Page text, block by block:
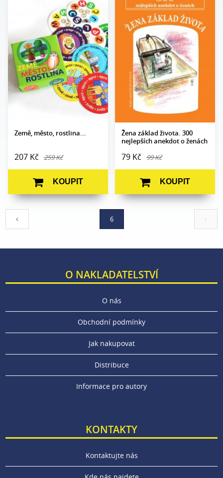
Země, město, rostlina...
207 Kč 259 Kč
Petr Sýkora
Obrazová část:
barevné ilustace
Datum vydání:
6. 4. 2021
KOUPIT
Žena základ života. 300
nejlepších anekdot o ženách
79 Kč 99 Kč
Kabaret
Počet stran: 80
Formát:
105 x 140
Vazba:
V8a (pevná)
Obrazová
Ilustrace Břetislav
Kovařík
Datum
vydání:
16. 6. 2021
KOUPIT
6
O NAKLADATELSTVÍ
O nás
Obchodní podmínky
Jak nakupovat
Distribuce
Informace pro autory
KONTAKTY
Kontaktujte nás